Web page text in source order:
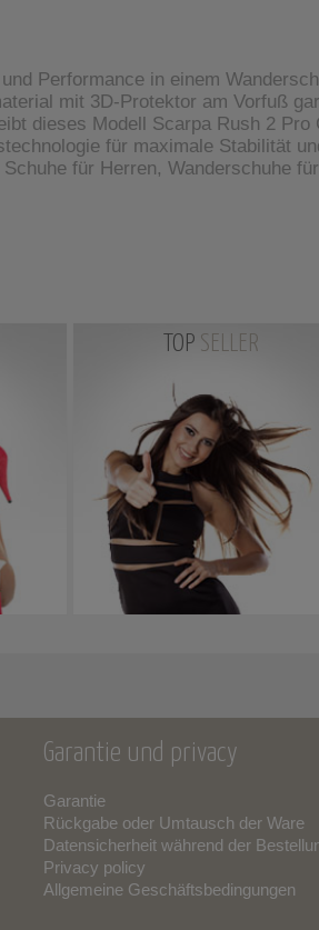
Performance in einem
mit 3D-Protektor am Vorfuß
dieses Modell Scarpa Rush 2
für maximale Stabilität
für Herren, Wanderschuhe
TOP SELLER
Garantie und privacy
Garantie
Rückgabe oder Umtausch der Ware
Datensicherheit während der
Privacy policy
Allgemeine Geschäftsbedingungen